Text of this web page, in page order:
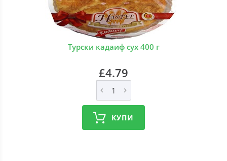
Турски кадаиф сух 400 г
£4.79
КУПИ